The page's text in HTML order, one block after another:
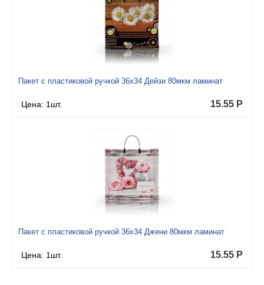
Пакет с пластиковой ручкой 36x34 Дейзи 80мкм ламинат
Цена: 1шт. 15.55 Р
Пакет с пластиковой ручкой 36x34 Джени 80мкм ламинат
Цена: 1шт. 15.55 Р